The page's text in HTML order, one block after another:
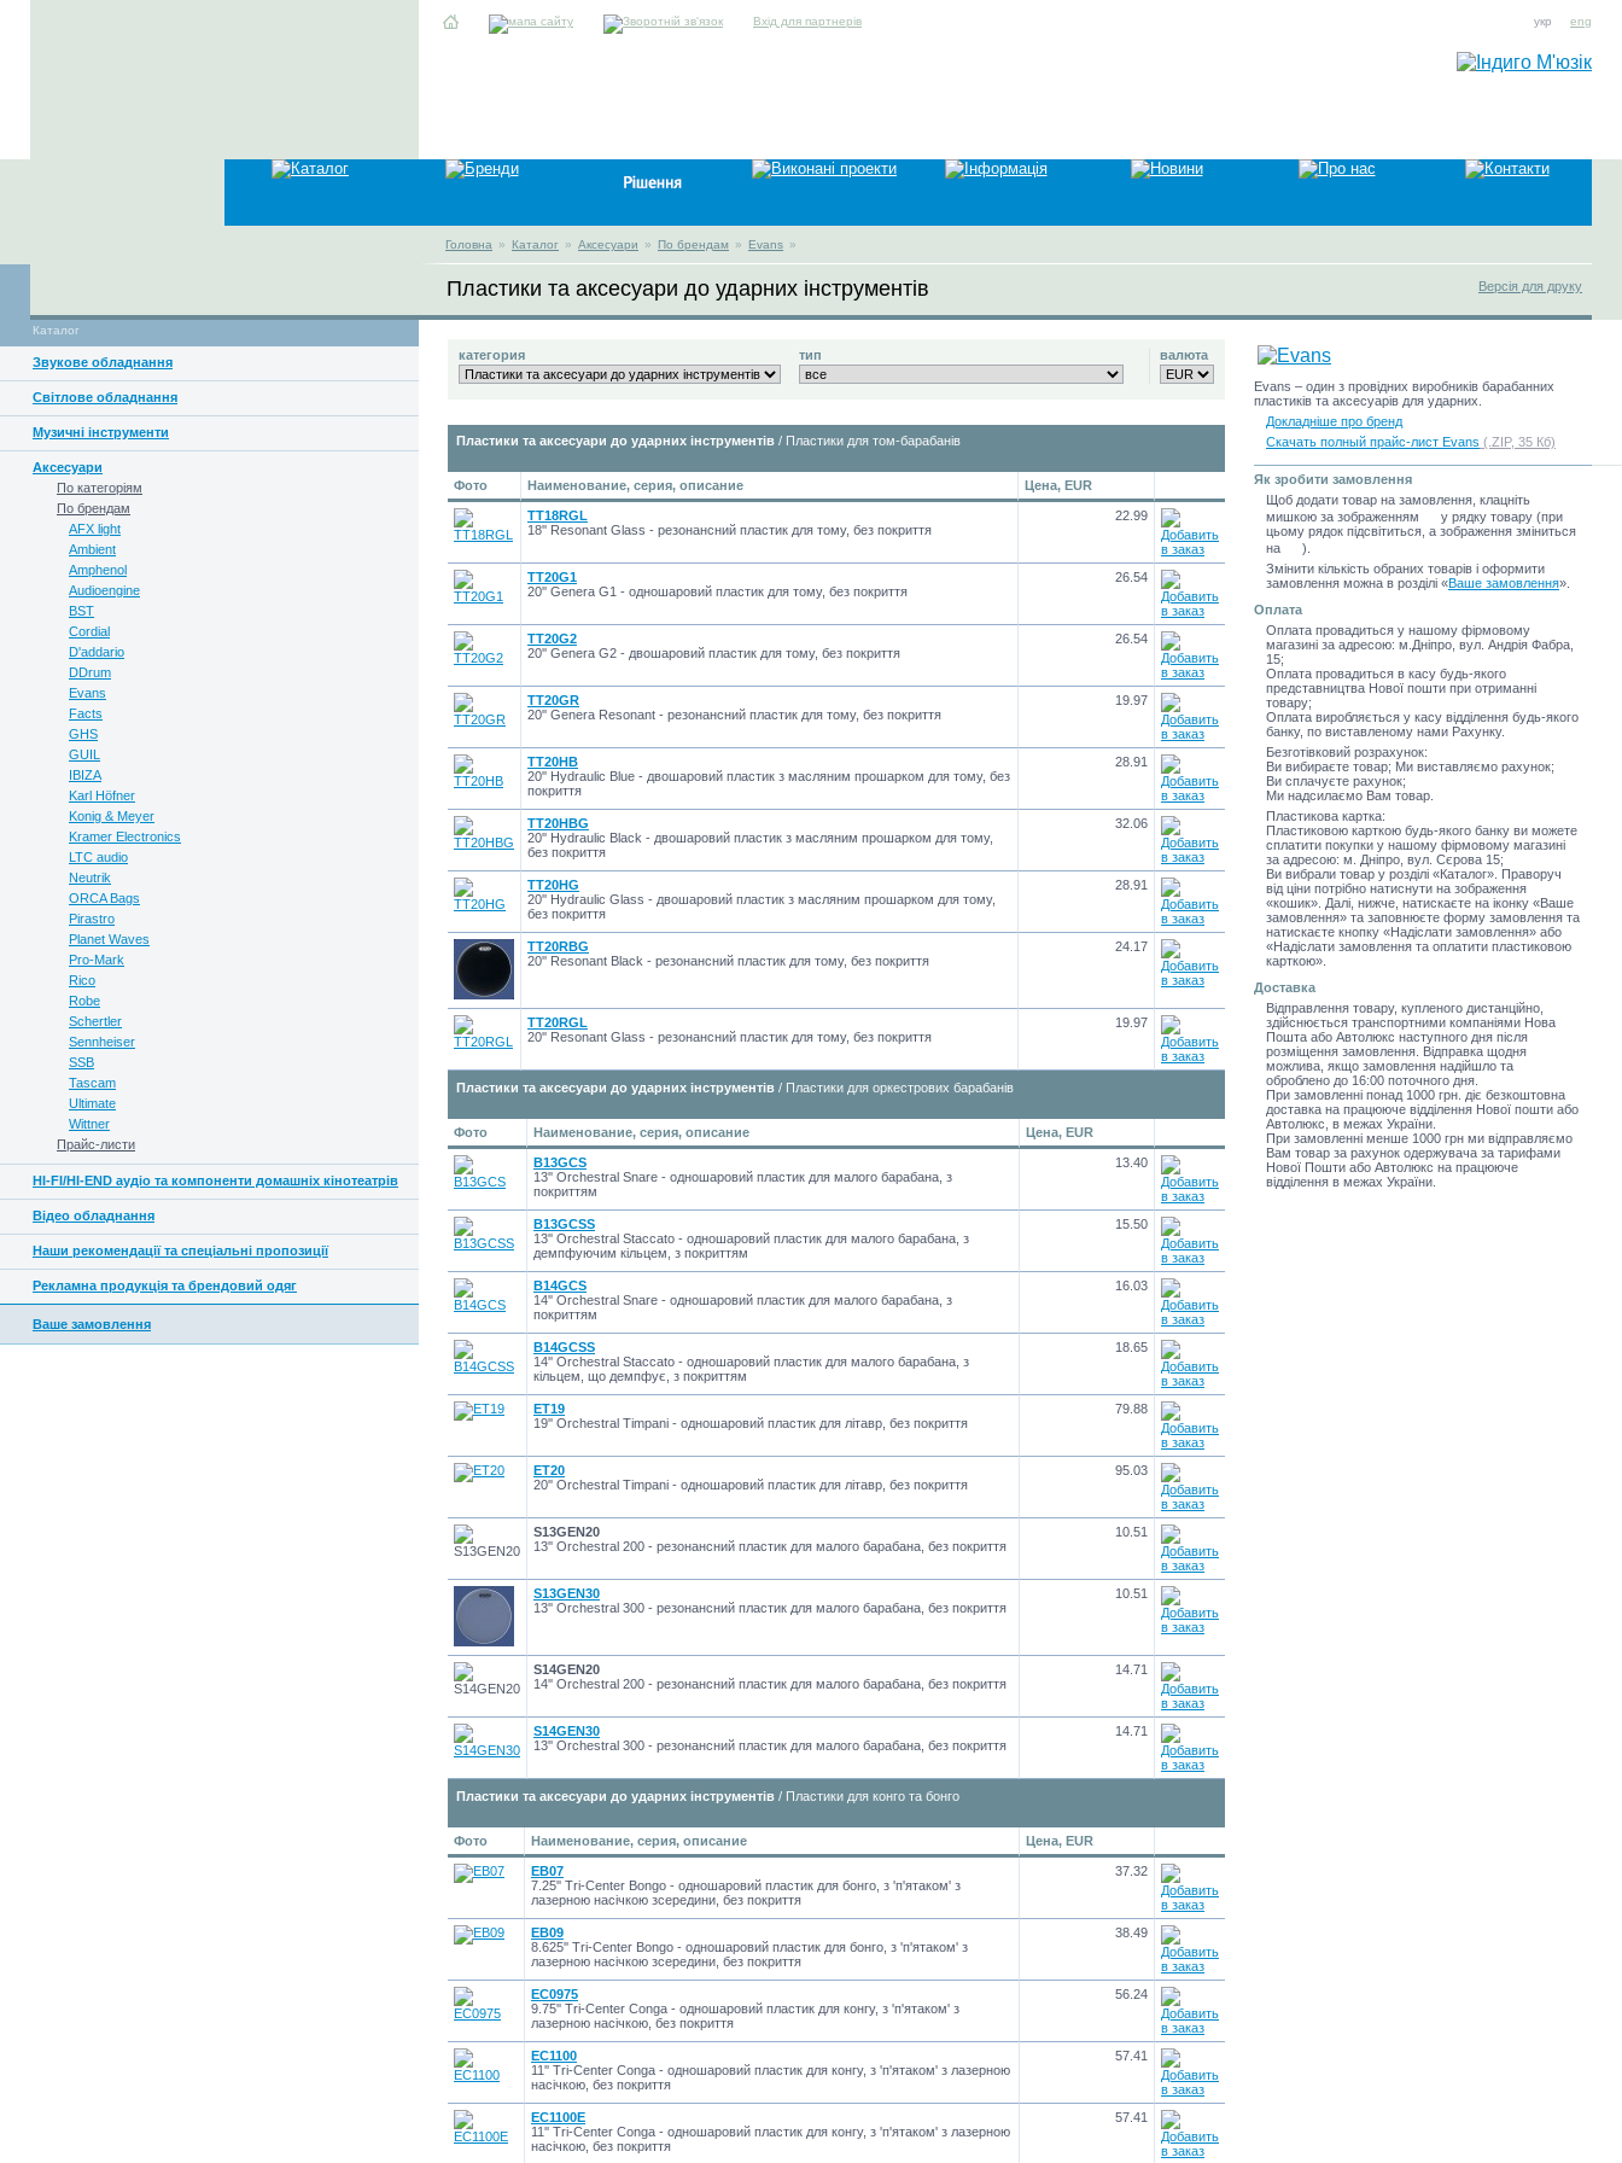
Вхід для партнерів укр eng
Головна » Каталог » Аксесуари » По брендам » Evans »
Пластики та аксесуари до ударних інструментів Версія для друку
Каталог
Звукове обладнання
Світлове обладнання
Музичні інструменти
Аксесуари
По категоріям
По брендам
AFX light
Ambient
Amphenol
Audioengine
BST
Cordial
D'addario
DDrum
Evans
Facts
GHS
GUIL
IBIZA
Karl Höfner
Konig & Meyer
Kramer Electronics
LTC audio
Neutrik
ORCA Bags
Pirastro
Planet Waves
Pro-Mark
Rico
Robe
Schertler
Sennheiser
SSB
Tascam
Ultimate
Wittner
Прайс-листи
HI-FI/HI-END аудіо та компоненти домашніх кінотеатрів
Відео обладнання
Наши рекомендації та спеціальні пропозиції
Рекламна продукція та брендовий одяг
Ваше замовлення
валюта
категория тип
Пластики та аксесуари до ударних інструментів / Пластики для том-барабанів
Фото Наименование, серия, описание Цена, EUR
TT18RGL
18'' Resonant Glass - резонансний пластик для тому, без покриття
22.99
TT20G1
20'' Genera G1 - одношаровий пластик для тому, без покриття
26.54
TT20G2
20'' Genera G2 - двошаровий пластик для тому, без покриття
26.54
TT20GR
20'' Genera Resonant - резонансний пластик для тому, без покриття
19.97
TT20HB
20'' Hydraulic Blue - двошаровий пластик з масляним прошарком для тому, без
покриття
28.91
TT20HBG
20'' Hydraulic Black - двошаровий пластик з масляним прошарком для тому,
без покриття
32.06
TT20HG
20'' Hydraulic Glass - двошаровий пластик з масляним прошарком для тому,
без покриття
28.91
TT20RBG
20'' Resonant Black - резонансний пластик для тому, без покриття
24.17
TT20RGL
20'' Resonant Glass - резонансний пластик для тому, без покриття
19.97
Пластики та аксесуари до ударних інструментів / Пластики для оркестрових барабанів
Фото Наименование, серия, описание Цена, EUR
B13GCS
13'' Orchestral Snare - одношаровий пластик для малого барабана, з
покриттям
13.40
B13GCSS
13'' Orchestral Staccato - одношаровий пластик для малого барабана, з
демпфуючим кільцем, з покриттям
15.50
B14GCS
14'' Orchestral Snare - одношаровий пластик для малого барабана, з
покриттям
16.03
B14GCSS
14'' Orchestral Staccato - одношаровий пластик для малого барабана, з
кільцем, що демпфує, з покриттям
18.65
ET19
19'' Orchestral Timpani - одношаровий пластик для літавр, без покриття
79.88
ET20
20'' Orchestral Timpani - одношаровий пластик для літавр, без покриття
95.03
S13GEN20
13'' Orchestral 200 - резонансний пластик для малого барабана, без покриття
10.51
S13GEN30
13'' Orchestral 300 - резонансний пластик для малого барабана, без покриття
10.51
S14GEN20
14'' Orchestral 200 - резонансний пластик для малого барабана, без покриття
14.71
S14GEN30
13'' Orchestral 300 - резонансний пластик для малого барабана, без покриття
14.71
Пластики та аксесуари до ударних інструментів / Пластики для конго та бонго
Фото Наименование, серия, описание Цена, EUR
EB07
7.25'' Tri-Center Bongo - одношаровий пластик для бонго, з 'п'ятаком' з
лазерною насічкою зсередини, без покриття
37.32
EB09
8.625'' Tri-Center Bongo - одношаровий пластик для бонго, з 'п'ятаком' з
лазерною насічкою зсередини, без покриття
38.49
EC0975
9.75'' Tri-Center Conga - одношаровий пластик для конгу, з 'п'ятаком' з
лазерною насічкою, без покриття
56.24
EC1100
11'' Tri-Center Conga - одношаровий пластик для конгу, з 'п'ятаком' з лазерною
насічкою, без покриття
57.41
EC1100E
11'' Tri-Center Conga - одношаровий пластик для конгу, з 'п'ятаком' з лазерною
насічкою, без покриття
57.41
Evans – один з провідних виробників барабанних
пластиків та аксесуарів для ударних.
Докладніше про бренд
Скачать полный прайс-лист Evans (.ZIP, 35 Кб)
Як зробити замовлення
Щоб додати товар на замовлення, клацніть
мишкою за зображенням
у рядку товару (при
цьому рядок підсвітиться, а зображення зміниться
на
).
Змінити кількість обраних товарів і оформити
замовлення можна в розділі «Ваше замовлення»
Оплата
Оплата провадиться у нашому фірмовому
магазині за адресою: м.Дніпро, вул. Андрія Фабра,
15;
Оплата провадиться в касу будь-якого
представництва Нової пошти при отриманні
товару;
Оплата виробляється у касу відділення будь-якого
банку, по виставленому нами Рахунку.
Безготівковий розрахунок:
Ви вибираєте товар; Ми виставляємо рахунок;
Ви сплачуєте рахунок;
Ми надсилаємо Вам товар.
Пластикова картка:
Пластиковою карткою будь-якого банку ви можете
сплатити покупки у нашому фірмовому магазині
за адресою: м. Дніпро, вул. Сєрова 15;
Ви вибрали товар у розділі «Каталог». Праворуч
від ціни потрібно натиснути на зображення
«кошик». Далі, нижче, натискаєте на іконку «Ваше
замовлення» та заповнюєте форму замовлення та
натискаєте кнопку «Надіслати замовлення» або
«Надіслати замовлення та оплатити пластиковою
карткою».
Доставка
Відправлення товару, купленого дистанційно,
здійснюється транспортними компаніями Нова
Пошта або Автолюкс наступного дня після
розміщення замовлення. Відправка щодня
можлива, якщо замовлення надійшло та
оброблено до 16:00 поточного дня.
При замовленні понад 1000 грн. діє безкоштовна
доставка на працююче відділення Нової пошти або
Автолюкс, в межах України.
При замовленні менше 1000 грн ми відправляємо
Вам товар за рахунок одержувача за тарифами
Нової Пошти або Автолюкс на працююче
відділення в межах України.